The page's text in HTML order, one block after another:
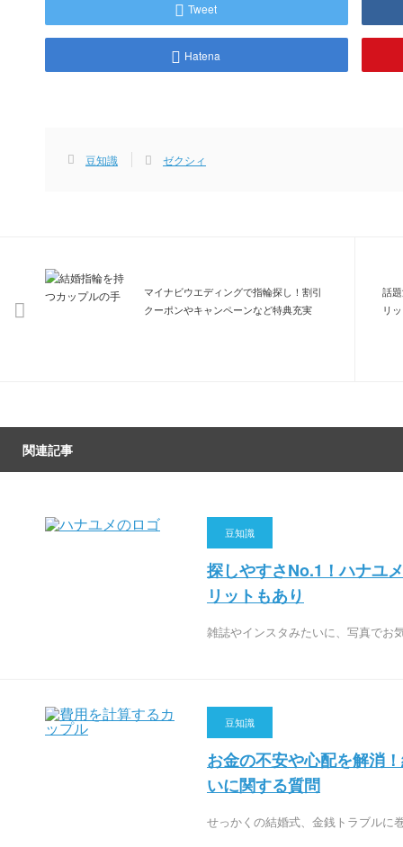
Tweet
Hatena
豆知識 ゼクシィ
マイナビウエディングで指輪探し！割引
クーポンやキャンペーンなど特典充実
話
リ
関連記事
豆知識
探しやすさNo.1！ハナユ
リットもあり
雑誌やインスタみたいに、写真で
豆知識
お金の不安や心配を解消
いに関する質問
せっかくの結婚式、金銭トラブル